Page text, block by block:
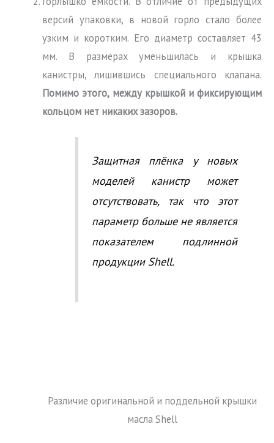
версий упаковки, в новой горло стало более
узким и коротким. Его диаметр составляет 43
мм. В размерах уменьшилась и крышка
канистры, лишившись специального клапана.
Помимо этого, между крышкой и фиксирующим
кольцом нет никаких зазоров.
Защитная плёнка у новых
моделей канистр может
отсутствовать, так что этот
параметр больше не является
показателем подлинной
продукции Shell.
Различие оригинальной и поддельной крышки
масла Shell